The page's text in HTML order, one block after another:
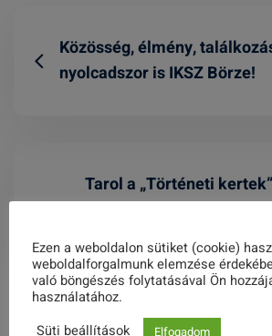
Közösség, élmény,
nyolcadszor is IKSZ Börze!
Tarol a „Történeti
Related Posts
Ezen a weboldalon sütiket (cookie)
weboldalforgalmunk elemzése
való böngészés folytatásával Ön
használatához.
Süti beállítások
Elfogadom